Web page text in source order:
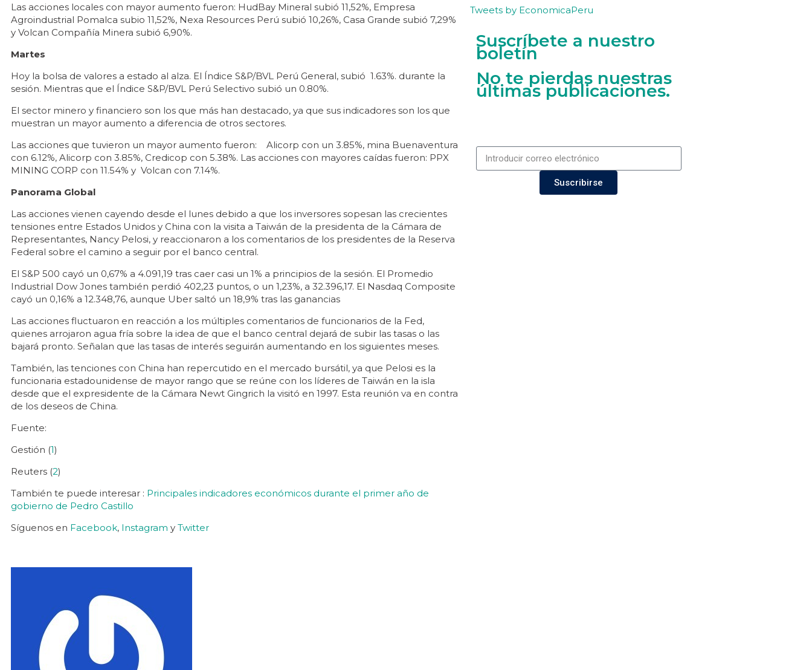
Las acciones locales con mayor aumento fueron: HudBay Mineral subió 11,52%, Empresa
Agroindustrial Pomalca subio 11,52%, Nexa Resources Perú subió 10,26%, Casa Grande subió 7,29%
y Volcan Compañía Minera subió 6,90%.
Martes
Hoy la bolsa de valores a estado al alza. El Índice S&P/BVL Perú General, subió 1.63%. durante la
sesión. Mientras que el Índice S&P/BVL Perú Selectivo subió un 0.80%.
El sector minero y financiero son los que más han destacado, ya que sus indicadores son los que
muestran un mayor aumento a diferencia de otros sectores.
Las acciones que tuvieron un mayor aumento fueron: Alicorp con un 3.85%, mina Buenaventura
con 6.12%, Alicorp con 3.85%, Credicop con 5.38%. Las acciones con mayores caídas fueron: PPX
MINING CORP con 11.54% y Volcan con 7.14%.
Panorama Global
Las acciones vienen cayendo desde el lunes debido a que los inversores sopesan las crecientes
tensiones entre Estados Unidos y China con la visita a Taiwán de la presidenta de la Cámara de
Representantes, Nancy Pelosi, y reaccionaron a los comentarios de los presidentes de la Reserva
Federal sobre el camino a seguir por el banco central.
El S&P 500 cayó un 0,67% a 4.091,19 tras caer casi un 1% a principios de la sesión. El Promedio
Industrial Dow Jones también perdió 402,23 puntos, o un 1,23%, a 32.396,17. El Nasdaq Composite
cayó un 0,16% a 12.348,76, aunque Uber saltó un 18,9% tras las ganancias
Las acciones fluctuaron en reacción a los múltiples comentarios de funcionarios de la Fed,
quienes arrojaron agua fría sobre la idea de que el banco central dejará de subir las tasas o las
bajará pronto. Señalan que las tasas de interés seguirán aumentando en los siguientes meses.
También, las tenciones con China han repercutido en el mercado bursátil, ya que Pelosi es la
funcionaria estadounidense de mayor rango que se reúne con los líderes de Taiwán en la isla
desde que el expresidente de la Cámara Newt Gingrich la visitó en 1997. Esta reunión va en contra
de los deseos de China.
Fuente:
Gestión (1)
Reuters (2)
También te puede interesar : Principales indicadores económicos durante el primer año de
gobierno de Pedro Castillo
Síguenos en Facebook, Instagram y Twitter
Tweets by EconomicaPeru
Suscríbete a nuestro
boletín
No te pierdas nuestras
últimas publicaciones.
Suscribirse